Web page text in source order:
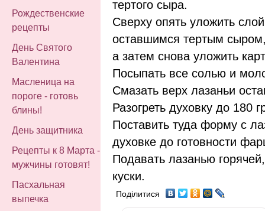
Рождественские
рецепты
День Святого
Валентина
Масленица на
пороге - готовь
блины!
День защитника
Рецепты к 8 Марта -
мужчины готовят!
Пасхальная
выпечка
тертого сыра.
Сверху опять уложить
оставшимся тертым
а затем снова уложить
Посыпать все солью и
Смазать верх лазаньи
Разогреть духовку до 180
Поставить туда форму с
духовке до готовности
Подавать лазанью
куски.
Поділитися